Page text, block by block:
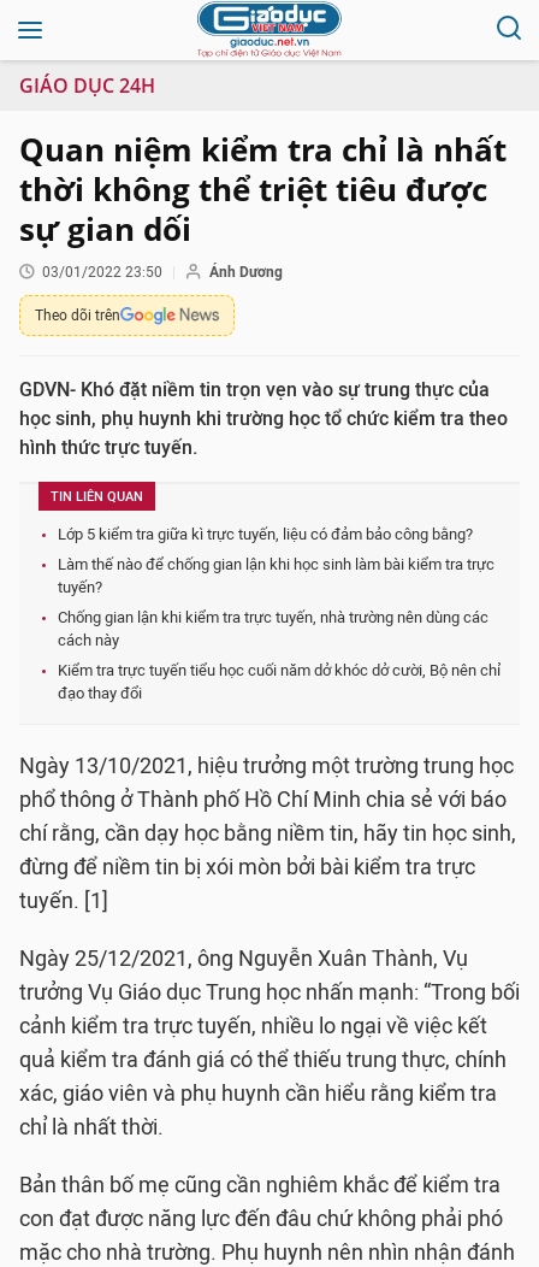
GIÁO DỤC 24H
Quan niệm kiểm tra chỉ là nhất
thời không thể triệt tiêu được
sự gian dối
03/01/2022 23:50 Ánh Dương
Theo dõi trên
GDVN- Khó đặt niềm tin trọn vẹn vào sự trung thực của
học sinh, phụ huynh khi trường học tổ chức kiểm tra theo
hình thức trực tuyến.
TIN LIÊN QUAN
Lớp 5 kiểm tra giữa kì trực tuyến, liệu có đảm bảo công bằng?
Làm thế nào để chống gian lận khi học sinh làm bài kiểm tra trực
tuyến?
Chống gian lận khi kiểm tra trực tuyến, nhà trường nên dùng các
cách này
Kiểm tra trực tuyến tiểu học cuối năm dở khóc dở cười, Bộ nên chỉ
đạo thay đổi
Ngày 13/10/2021, hiệu trưởng một trường trung học
phổ thông ở Thành phố Hồ Chí Minh chia sẻ với báo
chí rằng, cần dạy học bằng niềm tin, hãy tin học sinh,
đừng để niềm tin bị xói mòn bởi bài kiểm tra trực
tuyến. [1]
Ngày 25/12/2021, ông Nguyễn Xuân Thành, Vụ
trưởng Vụ Giáo dục Trung học nhấn mạnh: “Trong bối
cảnh kiểm tra trực tuyến, nhiều lo ngại về việc kết
quả kiểm tra đánh giá có thể thiếu trung thực, chính
xác, giáo viên và phụ huynh cần hiểu rằng kiểm tra
chỉ là nhất thời.
Bản thân bố mẹ cũng cần nghiêm khắc để kiểm tra
con đạt được năng lực đến đâu chứ không phải phó
mặc cho nhà trường. Phụ huynh nên nhìn nhận đánh